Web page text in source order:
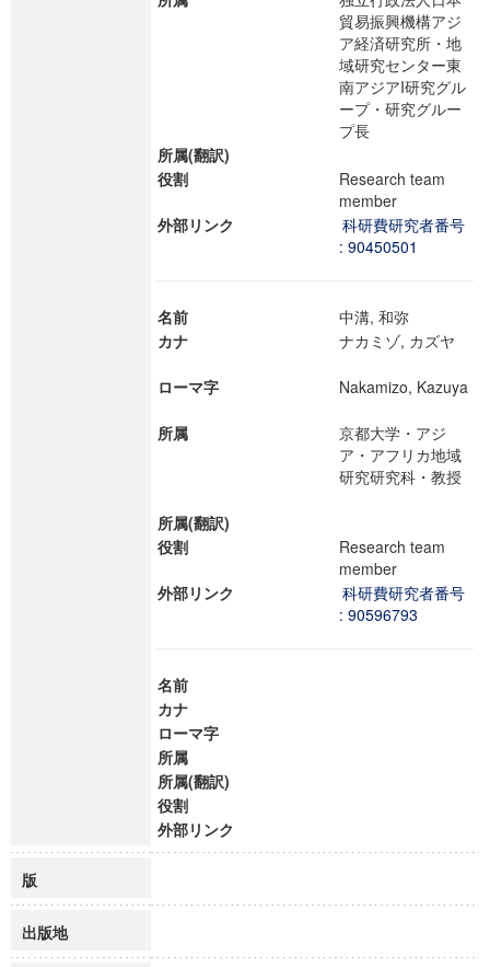
貿易振興機構アジ
ア経済研究所・地
域研究センター東
南アジアI研究グル
ープ・研究グルー
プ長
所属(翻訳)
役割
Research team
member
外部リンク
科研費研究者番号
: 90450501
名前
中溝, 和弥
カナ
ナカミゾ, カズヤ
ローマ字 Nakamizo, Kazuya
所属
京都大学・アジ
ア・アフリカ地域
研究研究科・教授
所属(翻訳)
役割
Research team
member
外部リンク
科研費研究者番号
: 90596793
名前
カナ
ローマ字
所属
所属(翻訳)
役割
外部リンク
版
出版地